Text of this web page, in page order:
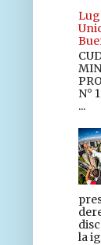
N°
...
la